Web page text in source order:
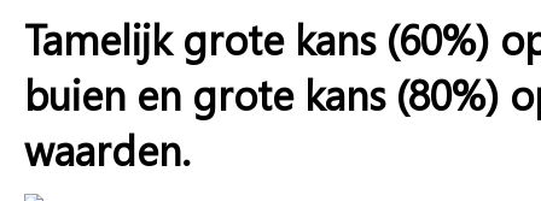
Tamelijk grote kans (60%)
buien en grote kans (80%)
waarden.